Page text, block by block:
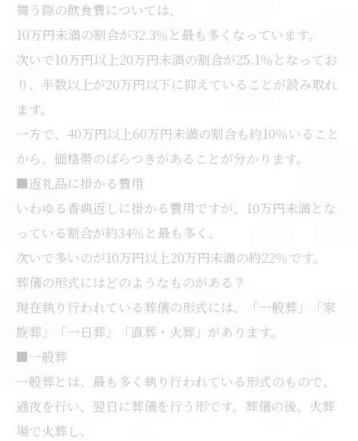
舞う際の飲食費については、
10万円未満の割合が32.3％と最も多くなっています。
次いで10万円以上20万円未満の割合が25.1％となってお
り、半数以上が20万円以下に抑えていることが読み取れ
ます。
一方で、40万円以上60万円未満の割合も約10％いること
から、価格帯のばらつきがあることが分かります。
■返礼品に掛かる費用
いわゆる香典返しに掛かる費用ですが、10万円未満とな
っている割合が約34％と最も多く、
次いで多いのが10万円以上20万円未満の約22％です。
葬儀の形式にはどのようなものがある？
現在執り行われている葬儀の形式には、「一般葬」「家
族葬」「一日葬」「直葬・火葬」があります。
■一般葬
一般葬とは、最も多く執り行われている形式のもので、
通夜を行い、翌日に葬儀を行う形です。葬儀の後、火葬
場で火葬し、